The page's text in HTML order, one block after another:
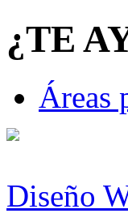
¿TE
Áreas
Diseño